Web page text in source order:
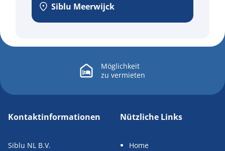
Siblu Meerwijck
Möglichkeit
zu vermieten
Kontaktinformationen
Siblu NL B.V.
Nützliche Links
Home